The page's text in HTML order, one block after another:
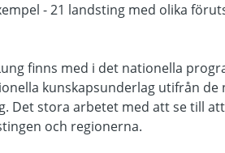
- 21 landsting med olika
finns med i det nationella
kunskapsunderlag utifrån
Det stora arbetet med att se till
och regionerna.